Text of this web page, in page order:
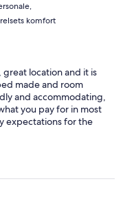
komfort
location and it is
made and room
and accommodating,
you pay for in most
expectations for the